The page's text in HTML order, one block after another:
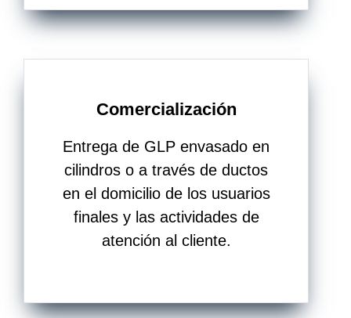
Comercialización
Entrega de GLP envasado en
cilindros o a través de ductos
en el domicilio de los usuarios
finales y las actividades de
atención al cliente.